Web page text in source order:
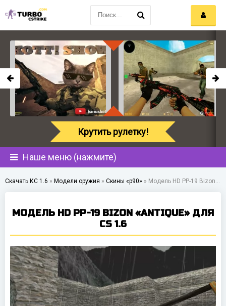
Наше меню (нажмите)
Скачать КС 1.6 » Модели оружия » Скины «p90» » Модель HD PP-19 Bizon «Antique» для CS 1.6
МОДЕЛЬ HD PP-19 BIZON «ANTIQUE» ДЛЯ
CS 1.6
Крутить рулетку!